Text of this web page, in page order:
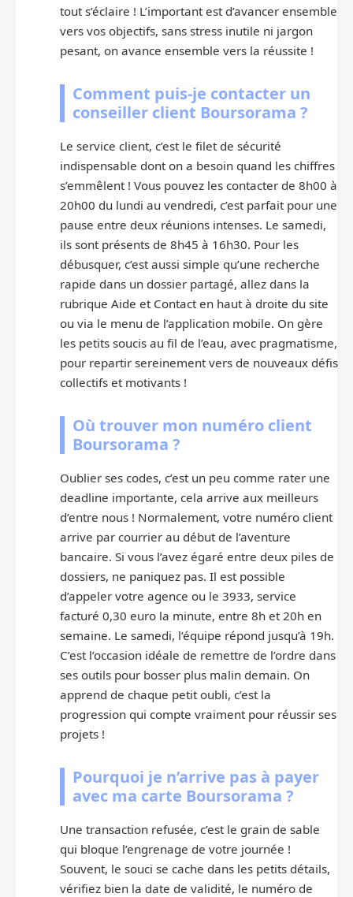
tout s’éclaire ! L’important est d’avancer ensemble
vers vos objectifs, sans stress inutile ni jargon
pesant, on avance ensemble vers la réussite !
Comment puis-je contacter un
conseiller client Boursorama ?
Le service client, c’est le filet de sécurité
indispensable dont on a besoin quand les chiffres
s’emmêlent ! Vous pouvez les contacter de 8h00 à
20h00 du lundi au vendredi, c’est parfait pour une
pause entre deux réunions intenses. Le samedi,
ils sont présents de 8h45 à 16h30. Pour les
débusquer, c’est aussi simple qu’une recherche
rapide dans un dossier partagé, allez dans la
rubrique Aide et Contact en haut à droite du site
ou via le menu de l’application mobile. On gère
les petits soucis au fil de l’eau, avec pragmatisme,
pour repartir sereinement vers de nouveaux défis
collectifs et motivants !
Où trouver mon numéro client
Boursorama ?
Oublier ses codes, c’est un peu comme rater une
deadline importante, cela arrive aux meilleurs
d’entre nous ! Normalement, votre numéro client
arrive par courrier au début de l’aventure
bancaire. Si vous l’avez égaré entre deux piles de
dossiers, ne paniquez pas. Il est possible
d’appeler votre agence ou le 3933, service
facturé 0,30 euro la minute, entre 8h et 20h en
semaine. Le samedi, l’équipe répond jusqu’à 19h.
C’est l’occasion idéale de remettre de l’ordre dans
ses outils pour bosser plus malin demain. On
apprend de chaque petit oubli, c’est la
progression qui compte vraiment pour réussir ses
projets !
Pourquoi je n’arrive pas à payer
avec ma carte Boursorama ?
Une transaction refusée, c’est le grain de sable
qui bloque l’engrenage de votre journée !
Souvent, le souci se cache dans les petits détails,
vérifiez bien la date de validité, le numéro de